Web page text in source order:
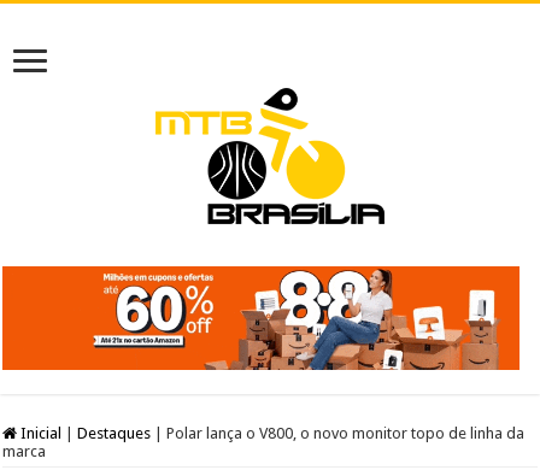
Inicial Destaques
Polar lança o V800, o novo monitor topo de linha da
marca